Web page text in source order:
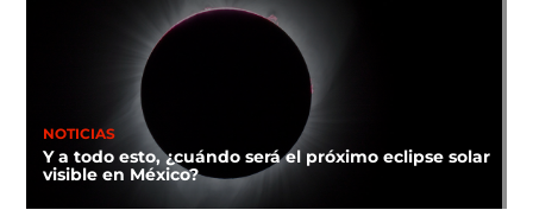
NOTICIAS
Y a todo esto, ¿cuándo será el próximo eclipse solar
visible en México?